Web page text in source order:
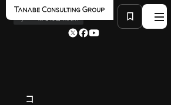
コ